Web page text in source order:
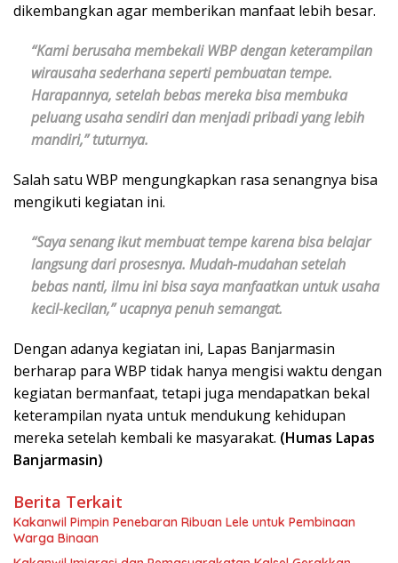
dikembangkan agar memberikan manfaat lebih besar.
“Kami berusaha membekali WBP dengan keterampilan
wirausaha sederhana seperti pembuatan tempe.
Harapannya, setelah bebas mereka bisa membuka
peluang usaha sendiri dan menjadi pribadi yang lebih
mandiri,” tuturnya.
Salah satu WBP mengungkapkan rasa senangnya bisa
mengikuti kegiatan ini.
“Saya senang ikut membuat tempe karena bisa belajar
langsung dari prosesnya. Mudah-mudahan setelah
bebas nanti, ilmu ini bisa saya manfaatkan untuk usaha
kecil-kecilan,” ucapnya penuh semangat.
Dengan adanya kegiatan ini, Lapas Banjarmasin
berharap para WBP tidak hanya mengisi waktu dengan
kegiatan bermanfaat, tetapi juga mendapatkan bekal
keterampilan nyata untuk mendukung kehidupan
mereka setelah kembali ke masyarakat. (Humas Lapas
Banjarmasin)
Berita Terkait
Kakanwil Pimpin Penebaran Ribuan Lele untuk Pembinaan
Warga Binaan